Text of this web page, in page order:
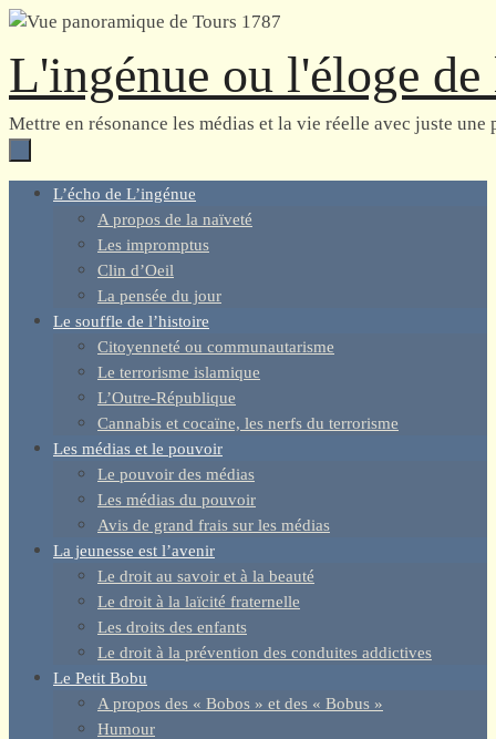
Passer
contenu
L'ingénue ou l'éloge de
Mettre en résonance les médias et la vie réelle avec juste une
PasserL’écho de L’ingénue
A propos de la naïveté
Les impromptus
Clin d’Oeil
La pensée du jour
Le souffle de l’histoire
Citoyenneté ou communautarisme
Le terrorisme islamique
L’Outre-République
Cannabis et cocaïne, les nerfs du terrorisme
Les médias et le pouvoir
Le pouvoir des médias
Les médias du pouvoir
Avis de grand frais sur les médias
La jeunesse est l’avenir
Le droit au savoir et à la beauté
Le droit à la laïcité fraternelle
Les droits des enfants
Le droit à la prévention des conduites addictives
Le Petit Bobu
A propos des « Bobos » et des « Bobus »
Humour